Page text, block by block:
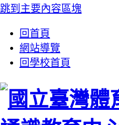
跳到主要內容區塊
回首頁
網站導覽
回學校首頁